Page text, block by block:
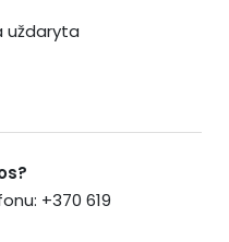
uždaryta
+370 619